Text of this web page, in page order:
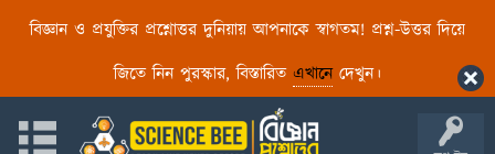
বিজ্ঞান ও প্রযুক্তির প্রশ্নোত্তর দুনিয়ায় আপনাকে স্বাগতম! প্রশ্ন-উত্তর দিয়ে
জিতে নিন পুরস্কার, বিস্তারিত এখানেদেখুন।